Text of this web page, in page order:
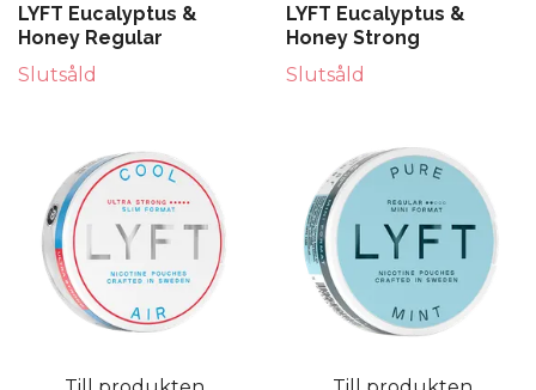
LYFT Eucalyptus &
Honey Regular
Slutsåld
LYFT Eucalyptus &
Honey Strong
Slutsåld